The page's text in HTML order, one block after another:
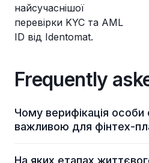
найсучаснішої
перевірки KYC та AML
ID від Identomat.
Frequently
Чому верифікація особи
важливою для фінтех-
На яких етапах